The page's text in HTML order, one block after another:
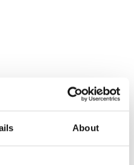
About
we je graag
en sturen je